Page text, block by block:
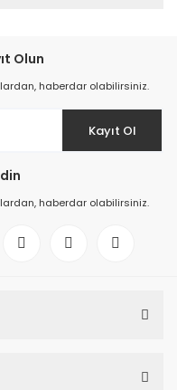
Olun
haberdar olabilirsiniz.
Kayıt Ol
haberdar olabilirsiniz.